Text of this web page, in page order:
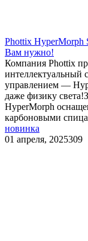
​Phottix HyperMorph
Вам нужно!
Компания Phottix
интеллектуальный
управлением —
даже физику
HyperMorph
карбоновыми
новинка
01 апреля, 2025309